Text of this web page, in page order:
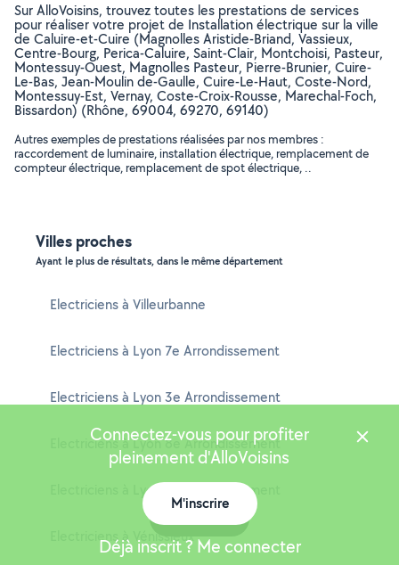
Sur AlloVoisins, trouvez toutes les prestations de services
pour réaliser votre projet de Installation électrique sur la ville
de Caluire-et-Cuire (Magnolles Aristide-Briand, Vassieux,
Centre-Bourg, Perica-Caluire, Saint-Clair, Montchoisi, Pasteur,
Montessuy-Ouest, Magnolles Pasteur, Pierre-Brunier, Cuire-
Le-Bas, Jean-Moulin de-Gaulle, Cuire-Le-Haut, Coste-Nord,
Montessuy-Est, Vernay, Coste-Croix-Rousse, Marechal-Foch,
Bissardon) (Rhône, 69004, 69270, 69140)
Autres exemples de prestations réalisées par nos membres :
raccordement de luminaire, installation électrique, remplacement de
compteur électrique, remplacement de spot électrique, ..
Villes proches
Ayant le plus de résultats, dans le même département
Electriciens à Villeurbanne
Electriciens à Lyon 7e Arrondissement
Electriciens à Lyon 3e Arrondissement
Electriciens à Lyon 8e Arrondissement
Electriciens à Lyon 9e Arrondissement
Electriciens à Vénissieux
Connectez-vous pour profiter
pleinement d'AlloVoisins
M'inscrire
Déjà inscrit ? Me connecter